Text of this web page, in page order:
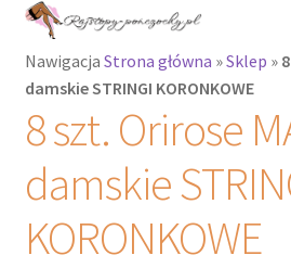
Przejdź
nawigacji
Przejdź
treści
Rajstopy
Rozwiń
menu
potomne
Rajstopy Orirose
Pończochy i
zakolanówki
Nawigacja Strona główna »Sklep »
damskie STRINGI KORONKOWE
8 szt. Orirose
damskie
KORONKOWE